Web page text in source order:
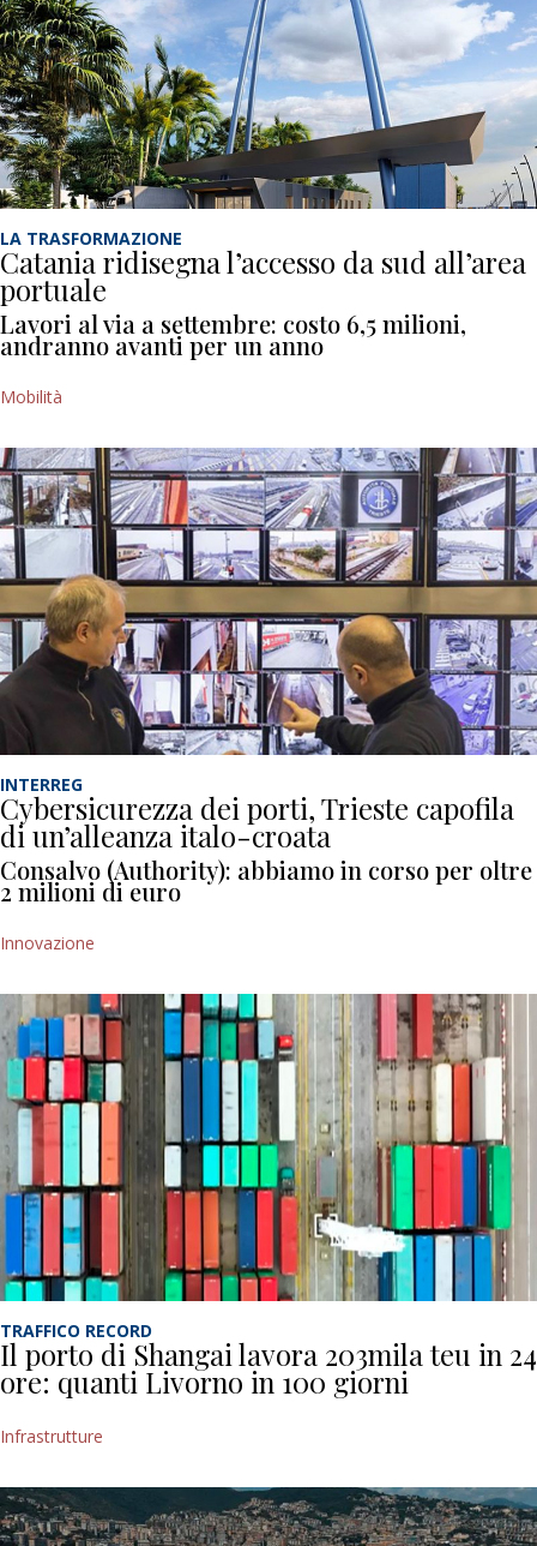
LA TRASFORMAZIONE
Catania ridisegna l’accesso da sud all’area
portuale
Lavori al via a settembre: costo 6,5 milioni,
andranno avanti per un anno
Mobilità
INTERREG
Cybersicurezza dei porti, Trieste capofila
di un’alleanza italo-croata
Consalvo (Authority): abbiamo in corso per oltre
2 milioni di euro
Innovazione
TRAFFICO RECORD
Il porto di Shangai lavora 203mila teu in 24
ore: quanti Livorno in 100 giorni
Infrastrutture